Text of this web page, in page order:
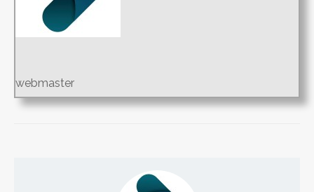
webmaster